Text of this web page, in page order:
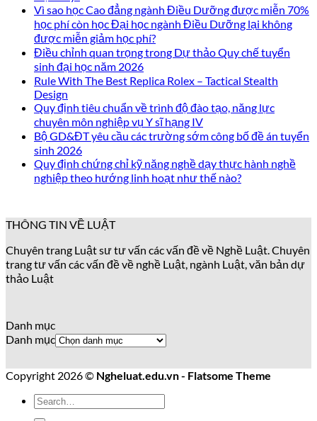
Vì sao học Cao đẳng ngành Điều Dưỡng được miễn 70%
học phí còn học Đại học ngành Điều Dưỡng lại không
được miễn giảm học phí?
Điều chỉnh quan trọng trong Dự thảo Quy chế tuyển
sinh đại học năm 2026
Rule With The Best Replica Rolex – Tactical Stealth
Design
Quy định tiêu chuẩn về trình độ đào tạo, năng lực
chuyên môn nghiệp vụ Y sĩ hạng IV
Bộ GD&ĐT yêu cầu các trường sớm công bố đề án tuyển
sinh 2026
Quy định chứng chỉ kỹ năng nghề dạy thực hành nghề
nghiệp theo hướng linh hoạt như thế nào?
THÔNG TIN VỀ LUẬT
Chuyên trang Luật sư tư vấn các vấn đề về Nghề Luật. Chuyên
trang tư vấn các vấn đề về nghề Luật, ngành Luật, văn bản dự
thảo Luật
Danh mục
Danh mục
Copyright 2026 © Ngheluat.edu.vn - Flatsome Theme